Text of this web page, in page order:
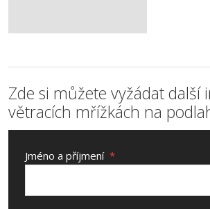
Zde si můžete vyžádat další
větracích mřížkách na
Jméno a příjmení *